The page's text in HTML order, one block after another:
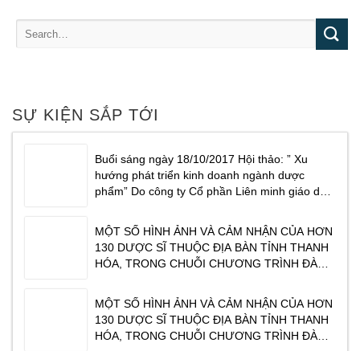
SỰ KIỆN SẮP TỚI
Buổi sáng ngày 18/10/2017 Hội thảo: ” Xu
hướng phát triển kinh doanh ngành dược
phẩm” Do công ty Cổ phần Liên minh giáo dục
dược phẩm Traphaco tổ chức tại Khách sạn
CenDelux Hotel Thành phố Tuy Hoà Tỉnh Phú
Yên. Tạ
MỘT SỐ HÌNH ẢNH VÀ CẢM NHẬN CỦA HƠN
130 DƯỢC SĨ THUỘC ĐỊA BÀN TỈNH THANH
HÓA, TRONG CHUỖI CHƯƠNG TRÌNH ĐÀO
DOANH NGÀNH DƯỢC PHẨM NĂM 2017″ DO
CHUYÊN GIA TÂM THÁI ĐỖ VĂN DŨNG CHIA
SẺ. CHƯƠNG TRÌNH ĐƯỢC TỔ CHỨC VÀO
SÁNG NGÀY
MỘT SỐ HÌNH ẢNH VÀ CẢM NHẬN CỦA HƠN
130 DƯỢC SĨ THUỘC ĐỊA BÀN TỈNH THANH
HÓA, TRONG CHUỖI CHƯƠNG TRÌNH ĐÀO